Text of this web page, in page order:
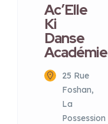
Ac’Elle
Ki
Danse
Académie
25 Rue
Foshan,
La
Possession